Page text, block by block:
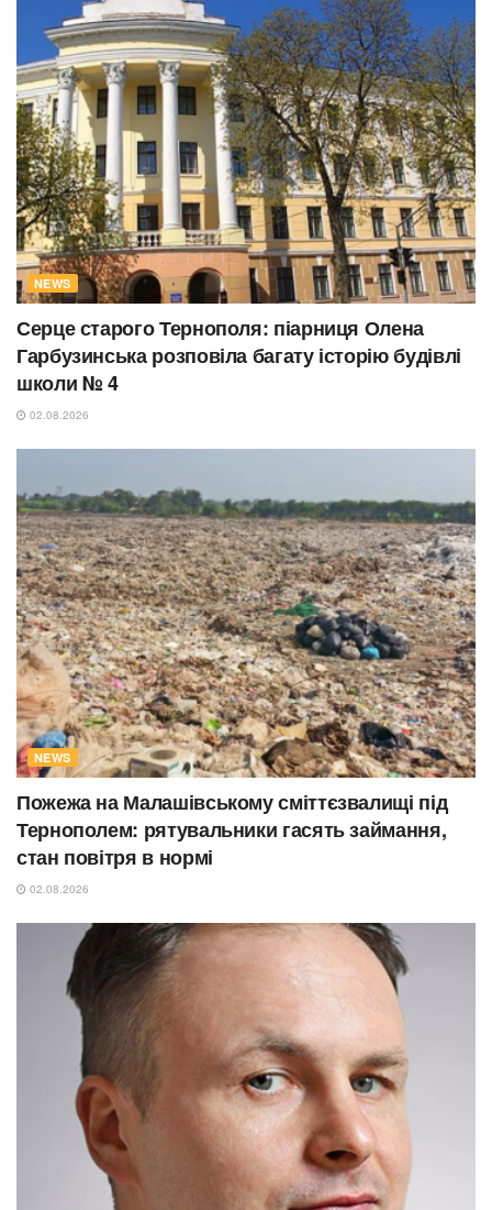
NEWS
Серце старого Тернополя: піарниця Олена
Гарбузинська розповіла багату історію будівлі
школи № 4
02.08.2026
NEWS
Пожежа на Малашівському сміттєзвалищі під
Тернополем: рятувальники гасять займання,
стан повітря в нормі
02.08.2026